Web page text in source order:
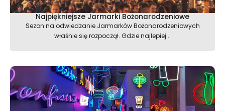
Najpiękniejsze Jarmarki Bożonarodzeniowe
Sezon na odwiedzanie Jarmarków Bożonarodzeniowych
właśnie się rozpoczął. Gdzie najlepiej...